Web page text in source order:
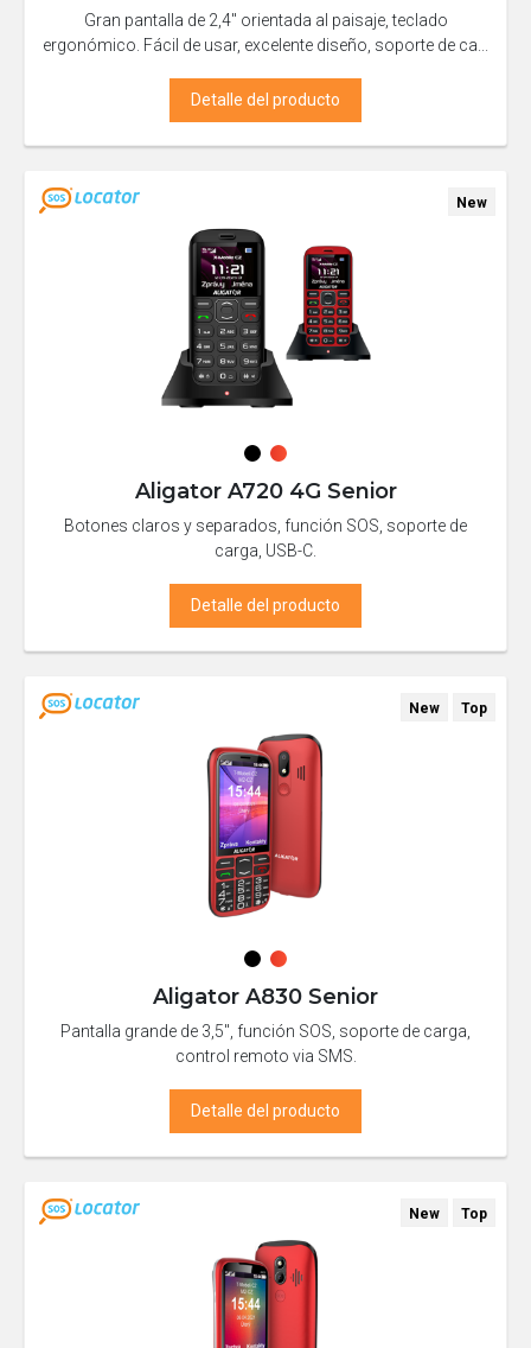
Gran pantalla de 2,4" orientada al paisaje, teclado
ergonómico. Fácil de usar, excelente diseño, soporte de ca...
Detalle del producto
New
Aligator A720 4G Senior
Botones claros y separados, función SOS, soporte de
carga, USB-C.
Detalle del producto
New Top
Aligator A830 Senior
Pantalla grande de 3,5", función SOS, soporte de carga,
control remoto via SMS.
Detalle del producto
New Top